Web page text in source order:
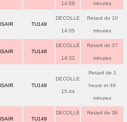
14:09 minutes
TU148
DECOLLE
14:05
Retard de 10
minutes
TU148
DECOLLE
14:32
Retard de 37
minutes
TU148
DECOLLE
15:44
Retard de 1
heure et 49
minutes
TU148
DECOLLE Retard de 36